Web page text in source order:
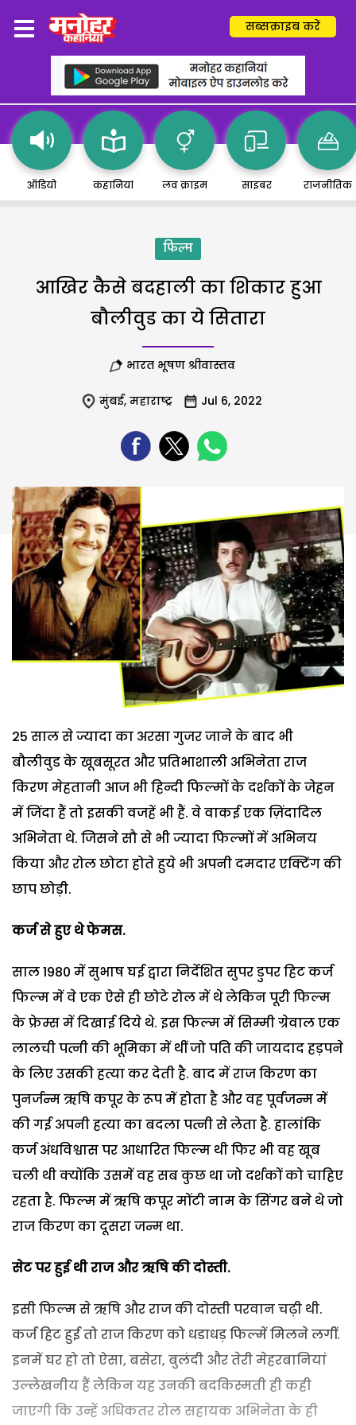
सब्सक्राइब करें
ऑडियो कहानियां लव क्राइम साइबर राजनीतिक
फिल्म
आखिर कैसे बदहाली का शिकार हुआ
बौलीवुड का ये सितारा
भारत भूषण श्रीवास्तव
मुंबई, महाराष्ट्र Jul 6, 2022
25 साल से ज्यादा का अरसा गुजर जाने के बाद भी
बौलीवुड के खूबसूरत और प्रतिभाशाली अभिनेता राज
किरण मेहतानी आज भी हिन्दी फिल्मों के दर्शकों के जेहन
में जिंदा हैं तो इसकी वजहें भी हैं. वे वाकई एक ज़िंदादिल
अभिनेता थे. जिसने सौ से भी ज्यादा फिल्मों में अभिनय
किया और रोल छोटा होते हुये भी अपनी दमदार एक्टिंग की
छाप छोड़ी.
कर्ज से हुए थे फेमस.
साल 1980 में सुभाष घई द्वारा निर्देशित सुपर डुपर हिट कर्ज
फिल्म में वे एक ऐसे ही छोटे रोल में थे लेकिन पूरी फिल्म
के फ्रेम्स में दिखाई दिये थे. इस फिल्म में सिम्मी ग्रेवाल एक
लालची पत्नी की भूमिका में थीं जो पति की जायदाद हड़पने
के लिए उसकी हत्या कर देती है. बाद में राज किरण का
पुनर्जन्म ऋषि कपूर के रूप में होता है और वह पूर्वजन्म में
की गई अपनी हत्या का बदला पत्नी से लेता है. हालांकि
कर्ज अंधविश्वास पर आधारित फिल्म थी फिर भी वह खूब
चली थी क्योंकि उसमें वह सब कुछ था जो दर्शकों को चाहिए
रहता है. फिल्म में ऋषि कपूर मोंटी नाम के सिंगर बने थे जो
राज किरण का दूसरा जन्म था.
सेट पर हुई थी राज और ऋषि की दोस्ती.
इसी फिल्म से ऋषि और राज की दोस्ती परवान चढ़ी थी.
कर्ज हिट हुई तो राज किरण को धडाधड़ फिल्में मिलने लगीं.
इनमें घर हो तो ऐसा, बसेरा, बुलंदी और तेरी मेहरबानियां
उल्लेखनीय हैं लेकिन यह उनकी बदकिस्मती ही कही
जाएगी कि उन्हें अधिकतर रोल सहायक अभिनेता के ही